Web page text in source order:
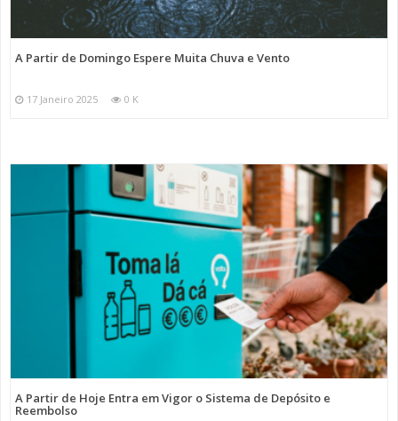
A Partir de Domingo Espere Muita Chuva e Vento
17 Janeiro 2025 0 K
A Partir de Hoje Entra em Vigor o Sistema de Depósito e
Reembolso